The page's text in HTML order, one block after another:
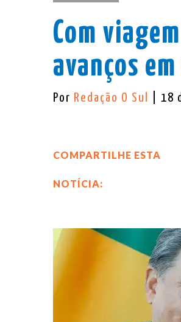
Com
avanços
Por Redação O Sul | 18
COMPARTILHE ESTA
NOTÍCIA: